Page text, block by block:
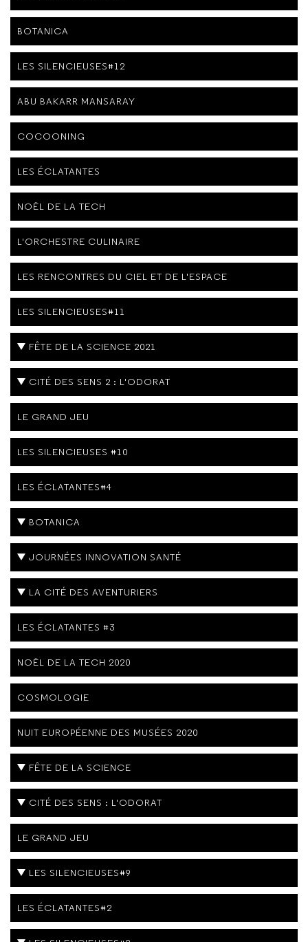
BOTANICA
LES SILENCIEUSES#12
ABU BAKARR MANSARAY
COCOONING
LES ÉCLATANTES
NOËL DE LA TECH
L'ORCHESTRE CULINAIRE
LES RENCONTRES DU CIEL ET DE L'ESPACE
LES SILENCIEUSES#11
FÊTE DE LA SCIENCE 2021
CITÉ DES SENS 2 : L'ODORAT
LE GRAND JEU
LES SILENCIEUSES #10
LES ÉCLATANTES#4
BOTANICA
JOURNÉES INNOVATION SANTÉ
LA CITÉ DES AVENTURIERS
LES ÉCLATANTES #3
NOËL DE LA TECH 2020
COSMOLOGIE
NUIT EUROPÉENNE DES MUSÉES 2020
FÊTE DE LA SCIENCE
CITÉ DES SENS : L'ODORAT
LE GRAND JEU
LES SILENCIEUSES#9
LES ÉCLATANTES#2